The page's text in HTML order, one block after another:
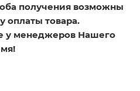
получения возможны
оплаты товара.
у менеджеров Нашего